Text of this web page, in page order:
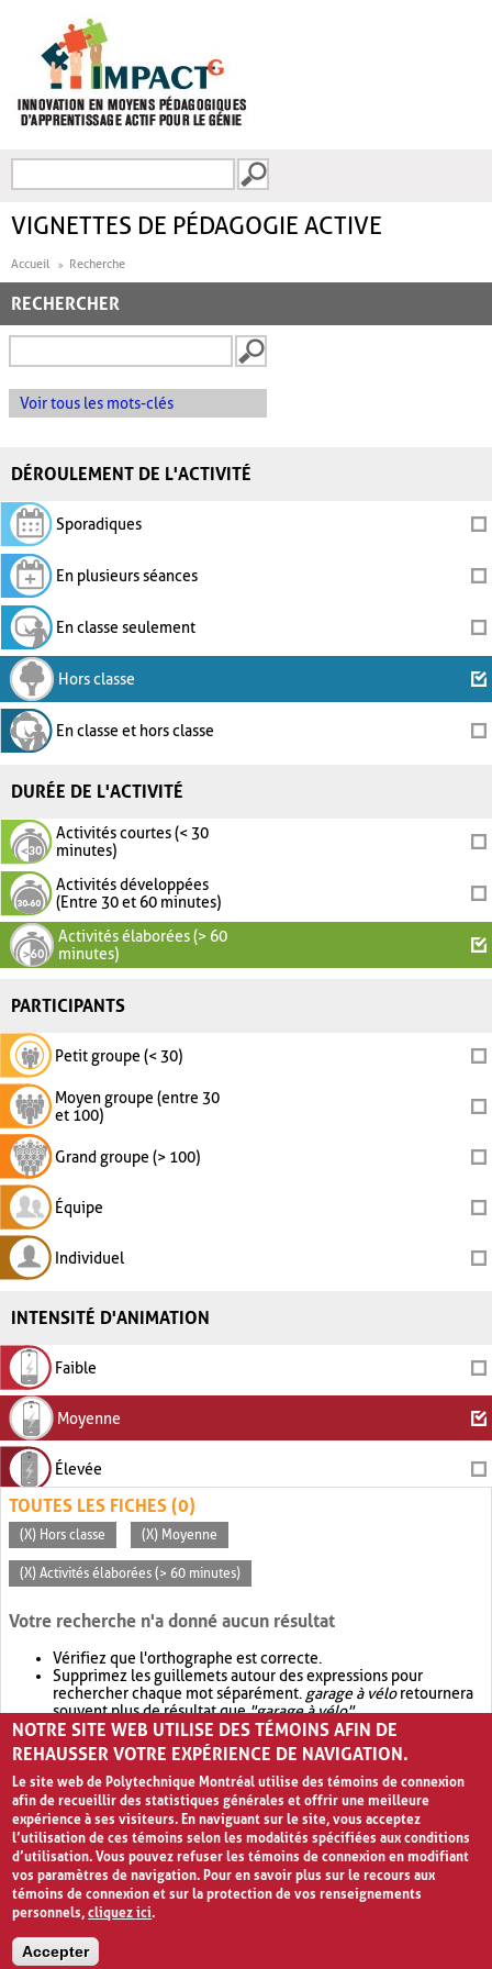
FORMULAIRE DE
VIGNETTES DE PÉDAGOGIE ACTIVE
Accueil Recherche
RECHERCHER
Voir tous les mots-clés
DÉROULEMENT DE L'ACTIVITÉ
Sporadiques
En plusieurs séances
En classe seulement
Hors classe
En classe et hors classe
DURÉE DE L'ACTIVITÉ
Activités courtes (< 30
minutes)
Activités développées
(Entre 30 et 60 minutes)
Activités élaborées (> 60
minutes)
PARTICIPANTS
Petit groupe (< 30)
Moyen groupe (entre 30
et 100)
Grand groupe (> 100)
Équipe
Individuel
INTENSITÉ D'ANIMATION
Faible
Moyenne
Élevée
TOUTES LES FICHES (0)
(X) Hors classe (X) Moyenne
(X) Activités élaborées (> 60 minutes)
Votre recherche n'a donné aucun résultat
Vérifiez que l'orthographe est correcte.
Supprimez les guillemets autour des expressions pour
rechercher chaque mot séparément. garage à véloretournera
souvent plus de résultat que"garage à vélo".
Envisagez d'élargir votre recherche avec OR.garage OR vélo
retournera souvent plus de résultat quegarage à vélo
NOTRE SITE WEB UTILISE DES TÉMOINS AFIN DE
REHAUSSER VOTRE EXPÉRIENCE DE NAVIGATION.
Le site web de Polytechnique Montréal utilise des témoins de connexion
afin de recueillir des statistiques générales et offrir une meilleure
expérience à ses visiteurs. En naviguant sur le site, vous acceptez
l’utilisation de ces témoins selon les modalités spécifiées aux conditions
d’utilisation. Vous pouvez refuser les témoins de connexion en modifiant
vos paramètres de navigation. Pour en savoir plus sur le recours aux
témoins de connexion et sur la protection de vos renseignements
personnels,cliquez ici.
Accepter